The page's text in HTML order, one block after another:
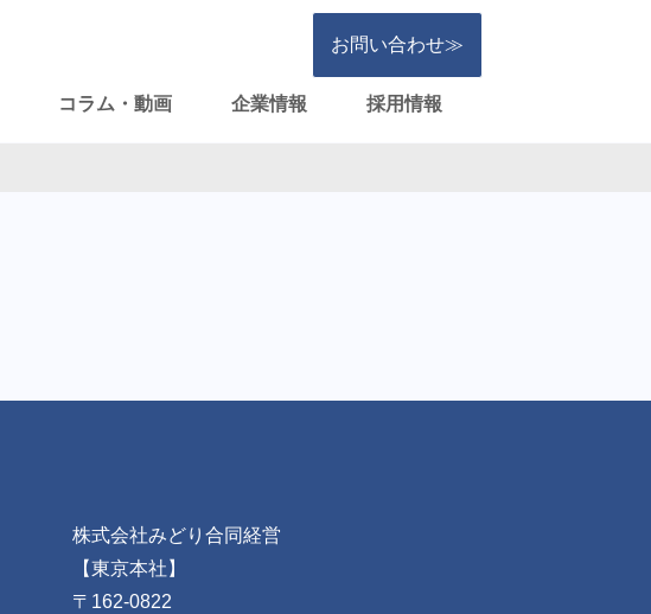
お問い合わせ≫
コラム・動画 企業情報 採用情報
株式会社みどり合同経営
【東京本社】
〒162-0822